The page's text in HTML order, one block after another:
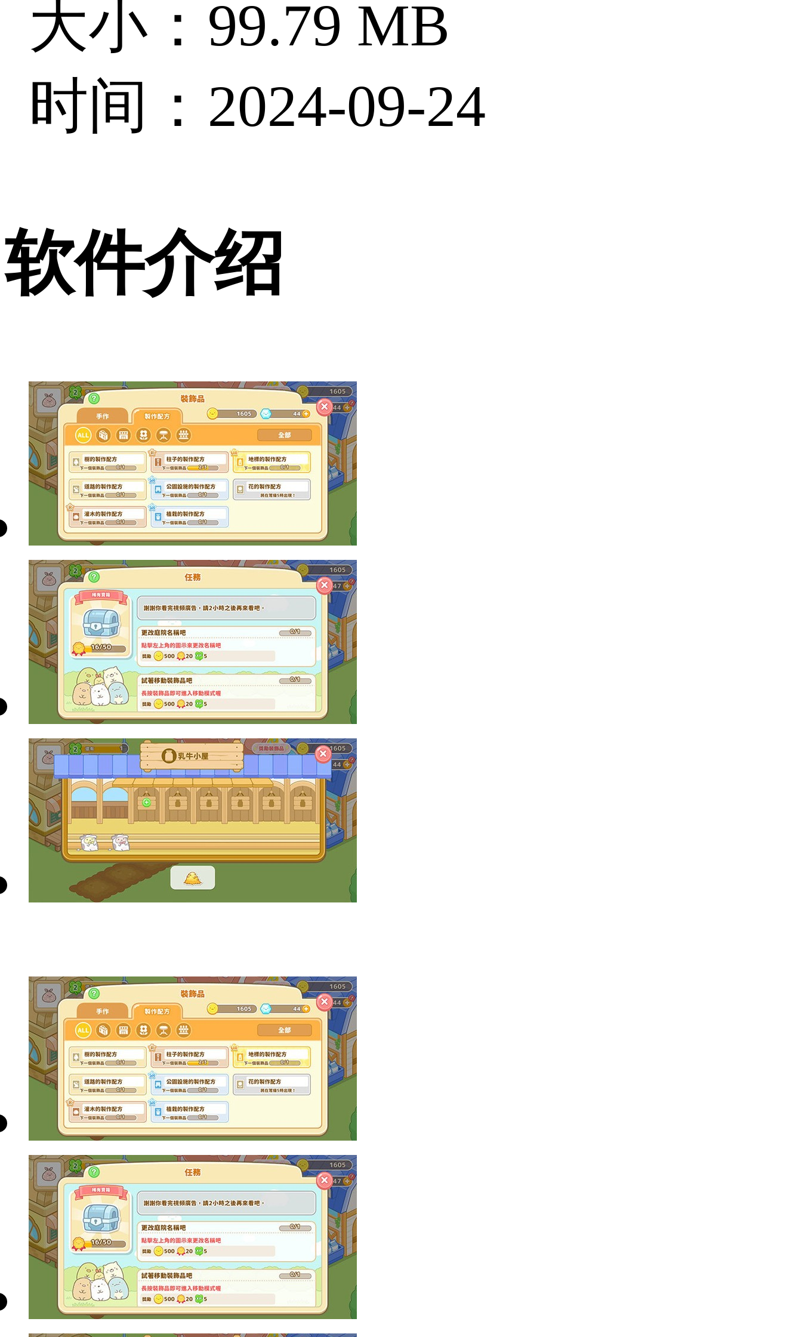
大小：99.79 MB
时间：2024-09-24
软件介绍